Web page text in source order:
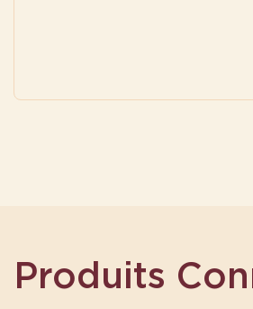
Produits